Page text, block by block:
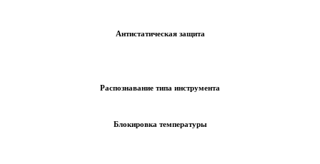
Антистатическая защита
Распознавание типа инструмента
Блокировка температуры